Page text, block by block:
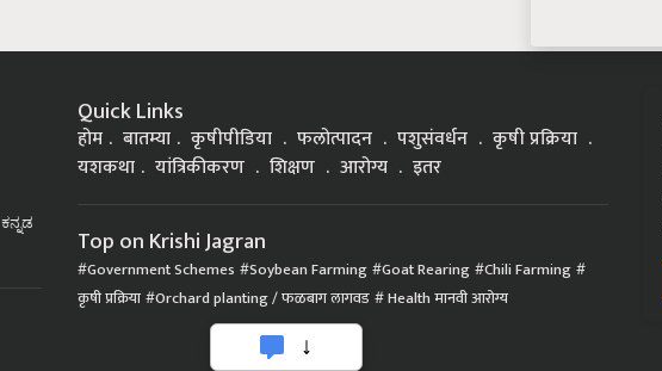
ಕನ್ನಡ
Quick Links
होम बातम्या कृषीपीडिया फलोत्पादन पशुसंवर्धन
कृषी प्रक्रिया
यशकथा
यांत्रिकीकरण शिक्षण आरोग्य इतर
Top on Krishi Jagran
Government Schemes Soybean Farming Goat Rearing Chili Farming
कृषी प्रक्रिया Orchard planting / फळबाग लागवड Health मानवी आरोग्य